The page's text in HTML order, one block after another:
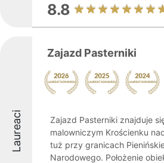
8.8
Laureaci
Zajazd Pasterniki
Zajazd Pasterniki znajduje
malowniczym Krościenku
tuż przy granicach
Narodowego. Położenie